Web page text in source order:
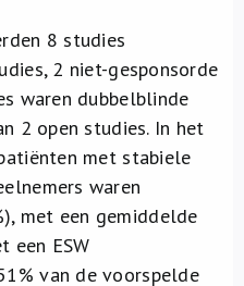
8 studies
2 niet-gesponsorde
waren dubbelblinde
2 open studies. In het
met stabiele
waren
met een gemiddelde
een ESW
van de voorspelde